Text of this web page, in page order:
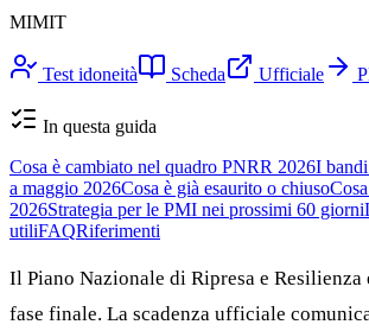
MIMIT
Test idoneità Scheda Ufficiale
In questa guida
Cosa è cambiato nel quadro PNRR 2026I
a maggio 2026Cosa è già esaurito o chiuso
2026Strategia per le PMI nei prossimi 60 giorni
utiliFAQRiferimenti
Il Piano Nazionale di Ripresa e Resilienza
fase finale. La scadenza ufficiale